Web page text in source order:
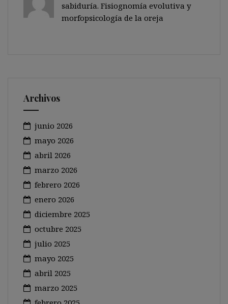
sabiduría. Fisiognomía evolutiva y
morfopsicología de la oreja
Archivos
junio 2026
mayo 2026
abril 2026
marzo 2026
febrero 2026
enero 2026
diciembre 2025
octubre 2025
julio 2025
mayo 2025
abril 2025
marzo 2025